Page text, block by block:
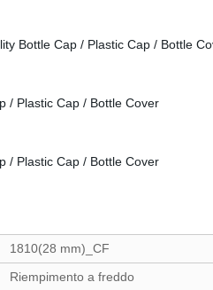
1810(28 mm)_CF
Riempimento a freddo